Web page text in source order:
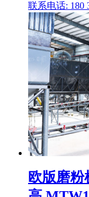
联系电话: 180
欧版磨